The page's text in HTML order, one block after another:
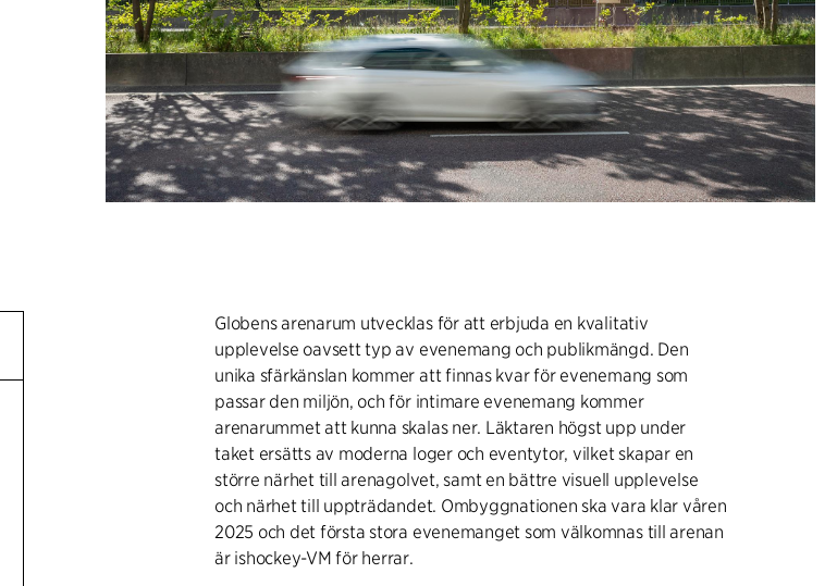
Globens arenarum utvecklas för att erbjuda en kvalitativ
upplevelse oavsett typ av evenemang och publikmängd. Den
unika sfärkänslan kommer att finnas kvar för evenemang som
passar den miljön, och för intimare evenemang kommer
arenarummet att kunna skalas ner. Läktaren högst upp under
taket ersätts av moderna loger och eventytor, vilket skapar en
större närhet till arenagolvet, samt en bättre visuell upplevelse
och närhet till uppträdandet. Ombyggnationen ska vara klar våren
2025 och det första stora evenemanget som välkomnas till arenan
är ishockey-VM för herrar.